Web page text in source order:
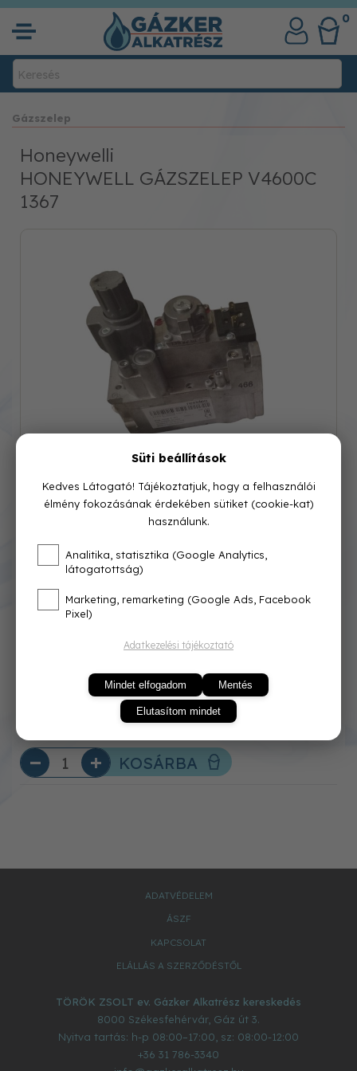
0
Gázszelep
Honeywelli
HONEYWELL GÁZSZELEP V4600C
1367
Cikkszám: V4600C1367
Azonnal raktárról
KOSÁRBA
ADATVÉDELEM
ÁSZF
KAPCSOLAT
ELÁLLÁS A SZERZŐDÉSTŐL
TÖRÖK ZSOLT ev. Gázker Alkatrész kereskedés
8000 Székesfehérvár, Gáz út 3.
Nyitva tartás: h-p 08:00–17:00, sz: 08:00-12:00
+36 31 786-3340
Süti beállítások
Kedves Látogató! Tájékoztatjuk, hogy a felhasználói
élmény fokozásának érdekében sütiket (cookie-kat)
használunk.
Analitika, statisztika (Google Analytics,
látogatottság)
Marketing, remarketing (Google Ads, Facebook
Pixel)
Adatkezelési tájékoztató
Mindet elfogadom Mentés
Elutasítom mindet